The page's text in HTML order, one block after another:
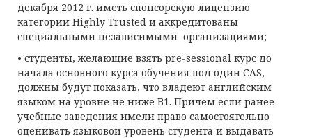
декабря 2012 г. иметь спонсорскую лицензию
категории Highly Trusted и аккредитованы
специальными независимыми организациями;
• студенты, желающие взять pre-sessional курс до
начала основного курса обучения под один CAS,
должны будут показать, что владеют английским
языком на уровне не ниже В1. Причем если ранее
учебные заведения имели право самостоятельно
оценивать языковой уровень студента и выдавать